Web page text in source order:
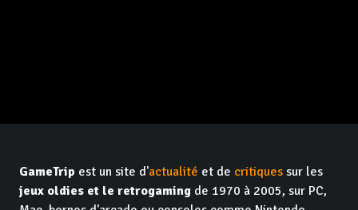
GameTrip est un site d'actualité et de critiques sur les
jeux oldies et le retrogaming de 1970 à 2005, sur PC,